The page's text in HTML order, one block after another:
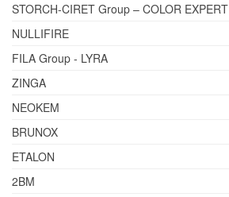
STORCH-CIRET Group – COLOR EXPERT
NULLIFIRE
FILA Group - LYRA
ZINGA
NEOKEM
BRUNOX
ETALON
2BM